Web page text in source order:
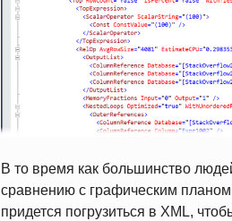
В то время как большинство
сравнению с графическим
придется погрузиться в XML,